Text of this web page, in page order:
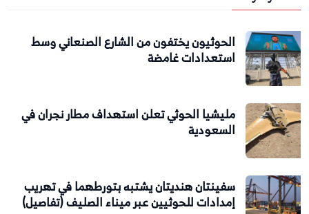
الحوثيون يختفون من الشارع الصنعاني وسط
استعدادات غامضة
مليشيا الحوثي تعلن استهداف مطار نجران في
السعودية
سفينتان هنديتان يشتبه بتورطهما في تهريب
إمدادات للحوثيين عبر ميناء الصليف (تفاصيل)